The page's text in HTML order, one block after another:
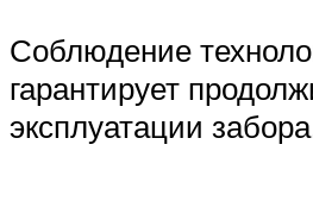
Соблюдение
гарантирует
эксплуатации